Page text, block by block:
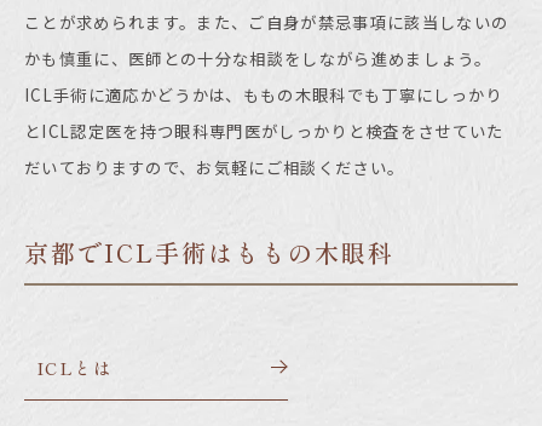
ことが求められます。また、ご自身が禁忌事項に該当しないの
かも慎重に、医師との十分な相談をしながら進めましょう。
ICL手術に適応かどうかは、ももの木眼科でも丁寧にしっかり
とICL認定医を持つ眼科専門医がしっかりと検査をさせていた
だいておりますので、お気軽にご相談ください。
京都でICL手術はももの木眼科
ICLとは